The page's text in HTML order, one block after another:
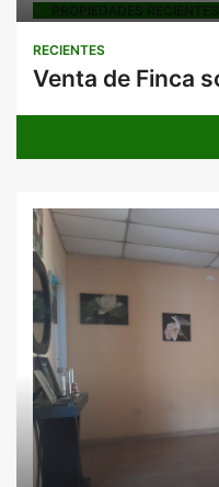
PROPIEDADES RECIENTES
RECIENTES